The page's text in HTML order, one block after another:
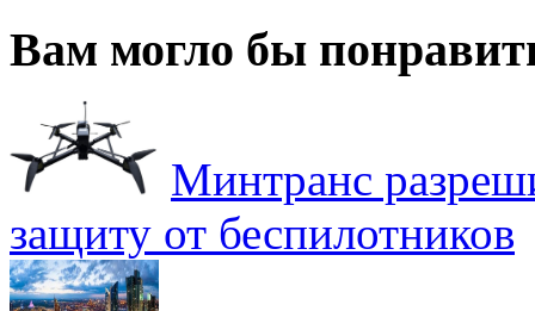
Вам могло бы
Минтранс
защиту от беспилотников